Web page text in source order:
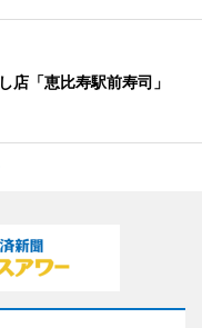
店「恵比寿駅前寿司」